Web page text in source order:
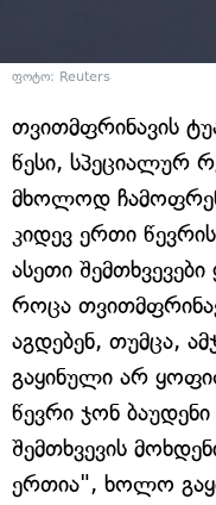
ფოტო: Reuters
თვითმფრინავის
წესი, სპეციალურ
მხოლოდ
კიდევ ერთი
ასეთი
როცა
აგდებენ, თუმცა,
გაყინული არ
წევრი ჯონ
შემთხვევის
ერთია", ხოლო